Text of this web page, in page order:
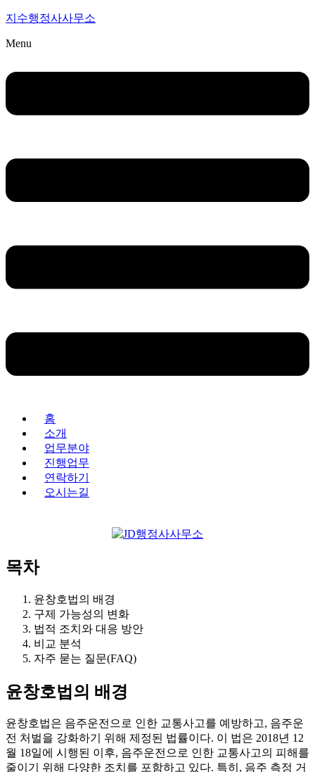
지수행정사사무소
Menu
홈
소개
업무분야
진행업무
연락하기
오시는길
목차
윤창호법의 배경
구제 가능성의 변화
법적 조치와 대응 방안
비교 분석
자주 묻는 질문(FAQ)
윤창호법의 배경
윤창호법은 음주운전으로 인한 교통사고를 예방하고, 음주운
전 처벌을 강화하기 위해 제정된 법률이다. 이 법은 2018년 12
월 18일에 시행된 이후, 음주운전으로 인한 교통사고의 피해를
줄이기 위해 다양한 조치를 포함하고 있다. 특히, 음주 측정 거